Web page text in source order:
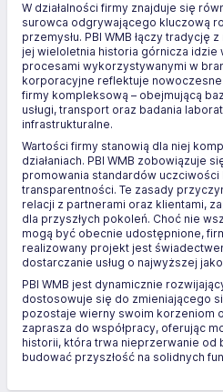
W działalności firmy znajduje się
surowca odgrywającego kluczową
przemysłu. PBI WMB łączy tradycję
jej wieloletnia historia górnicza idzie
procesami wykorzystywanymi w
korporacyjne reflektuje
firmy kompleksową – obejmującą
usługi, transport oraz badania
infrastrukturalne.
Wartości firmy stanowią dla niej
działaniach. PBI WMB zobowiązuje
promowania standardów
transparentności. Te zasady
relacji z partnerami oraz klientami,
dla przyszłych pokoleń. Choć nie
mogą być obecnie udostępnione,
realizowany projekt jest
dostarczanie usług o najwyższej
PBI WMB jest dynamicznie
dostosowuje się do zmieniającego
pozostaje wierny swoim korzeniom
zaprasza do współpracy, oferując
historii, która trwa nieprzerwanie od
budować przyszłość na solidnych